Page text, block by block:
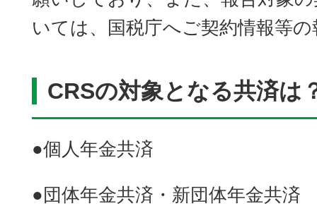
いては、国税庁へご契約情報等
CRSの対象となる共済は
●個人年金共済
●団体年金共済・新団体年金共済